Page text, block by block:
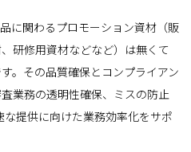
に関わるプロモーション資材（販
研修用資材などなど）は無くて
。その品質確保とコンプライアン
業務の透明性確保、ミスの防止
な提供に向けた業務効率化をサポ